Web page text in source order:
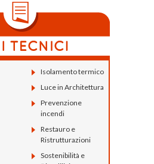
Isolamento termico
Luce in Architettura
Prevenzione
incendi
Restauro e
Ristrutturazioni
Sostenibilità e